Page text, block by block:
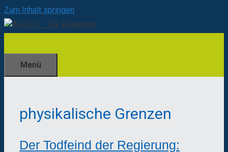
Zum Inhalt springen
Menü
physikalische Grenzen
Der Todfeind der Regierung: